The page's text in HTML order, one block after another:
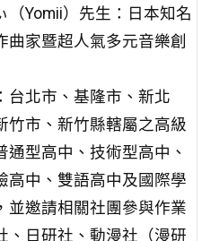
（Yomii）先生：日本知名
曲家暨超人氣多元音樂創
台北市、基隆市、新北
竹市、新竹縣轄屬之高級
通型高中、技術型高中、
高中、雙語高中及國際學
並邀請相關社團參與作業
、日研社、動漫社（漫研